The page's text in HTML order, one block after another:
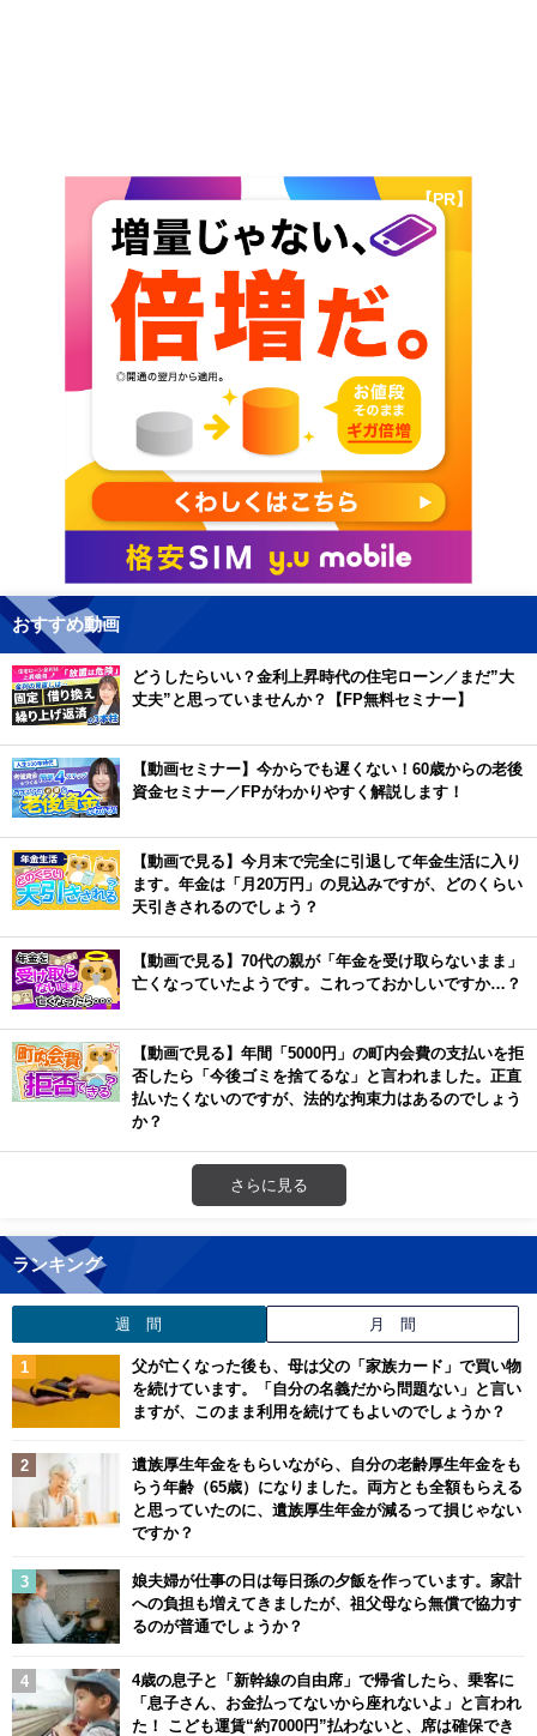
【PR】
おすすめ動画
どうしたらいい？金利上昇時代の住宅ローン／まだ”大
丈夫”と思っていませんか？【FP無料セミナー】
【動画セミナー】今からでも遅くない！60歳からの老後
資金セミナー／FPがわかりやすく解説します！
【動画で見る】今月末で完全に引退して年金生活に入り
ます。年金は「月20万円」の見込みですが、どのくらい
天引きされるのでしょう？
【動画で見る】70代の親が「年金を受け取らないまま」
亡くなっていたようです。これっておかしいですか…？
【動画で見る】年間「5000円」の町内会費の支払いを拒
否したら「今後ゴミを捨てるな」と言われました。正直
払いたくないのですが、法的な拘束力はあるのでしょう
か？
さらに見る
ランキング
週 間 月 間
父が亡くなった後も、母は父の「家族カード」で買い物
を続けています。「自分の名義だから問題ない」と言い
ますが、このまま利用を続けてもよいのでしょうか？
遺族厚生年金をもらいながら、自分の老齢厚生年金をも
らう年齢（65歳）になりました。両方とも全額もらえる
と思っていたのに、遺族厚生年金が減るって損じゃない
ですか？
娘夫婦が仕事の日は毎日孫の夕飯を作っています。家計
への負担も増えてきましたが、祖父母なら無償で協力す
るのが普通でしょうか？
4歳の息子と「新幹線の自由席」で帰省したら、乗客に
「息子さん、お金払ってないから座れないよ」と言われ
た！ こども運賃“約7000円”払わないと、席は確保でき